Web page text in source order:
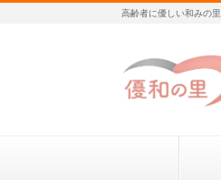
高齢者に優しい和みの里